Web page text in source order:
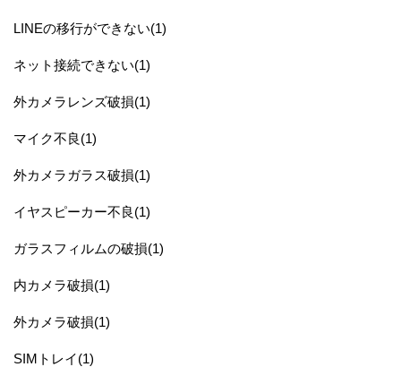
LINEの移行ができない(1)
ネット接続できない(1)
外カメラレンズ破損(1)
マイク不良(1)
外カメラガラス破損(1)
イヤスピーカー不良(1)
ガラスフィルムの破損(1)
内カメラ破損(1)
外カメラ破損(1)
SIMトレイ(1)